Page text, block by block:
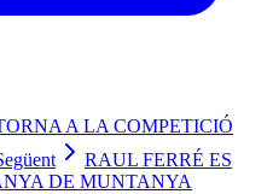
A LA COMPETICIÓ
RAUL FERRÉ ES
DE MUNTANYA